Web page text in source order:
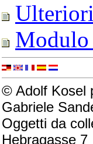
Modulo
© Adolf Kosel
Gabriele
Oggetti da
Hebragasse 7